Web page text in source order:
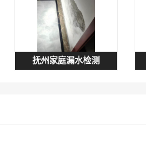
抚州家庭漏水检测